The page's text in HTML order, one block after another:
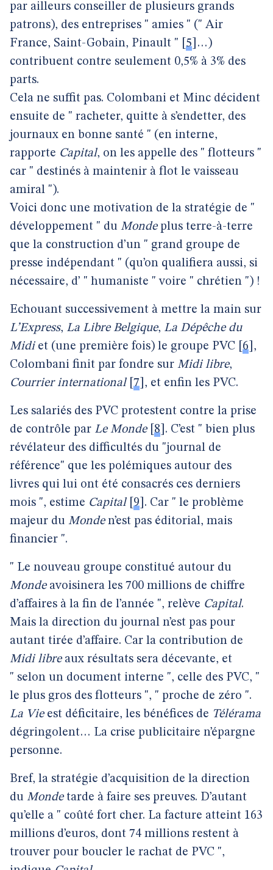
par ailleurs conseiller de plusieurs grands
patrons), des entreprises " amies " (" Air
France, Saint-Gobain, Pinault "
5 …)
contribuent contre seulement 0,5% à 3% des
parts.
Cela ne suffit pas. Colombani et Minc décident
ensuite de " racheter, quitte à s’endetter, des
journaux en bonne santé " (en interne,
rapporte Capital, on les appelle des " flotteurs "
car " destinés à maintenir à flot le vaisseau
amiral ").
Voici donc une motivation de la stratégie de "
développement " du Mondeplus terre-à-terre
que la construction d’un " grand groupe de
presse indépendant " (qu’on qualifiera aussi, si
nécessaire, d’ " humaniste " voire " chrétien ") !
Echouant successivement à mettre la main sur
L’Express, La Libre Belgique, La Dépêche du
Midiet (une première fois) le groupe PVC 6 ,
Colombani finit par fondre sur Midi libre,
Courrier international[ 7 , et enfin les PVC.
Les salariés des PVC protestent contre la prise
de contrôle par Le Monde[ 8 . C’est " bien plus
révélateur des difficultés du "journal de
référence" que les polémiques autour des
livres qui lui ont été consacrés ces derniers
mois ", estime Capital[ 9 . Car " le problème
majeur du Monden’est pas éditorial, mais
financier ".
" Le nouveau groupe constitué autour du
Mondeavoisinera les 700 millions de chiffre
d’affaires à la fin de l’année ", relève Capital.
Mais la direction du journal n’est pas pour
autant tirée d’affaire. Car la contribution de
Midi libreaux résultats sera décevante, et
" selon un document interne ", celle des PVC, "
le plus gros des flotteurs ", " proche de zéro ".
La Vieest déficitaire, les bénéfices de Télérama
dégringolent… La crise publicitaire n’épargne
personne.
Bref, la stratégie d’acquisition de la direction
du Mondetarde à faire ses preuves. D’autant
qu’elle a " coûté fort cher. La facture atteint 163
millions d’euros, dont 74 millions restent à
trouver pour boucler le rachat de PVC ",